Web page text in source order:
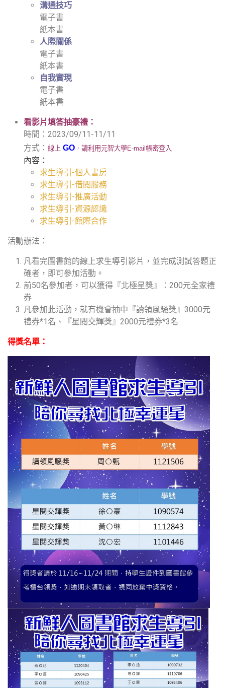
溝通技巧
電子書
紙本書
人際關係
電子書
紙本書
自我實現
電子書
紙本書
看影片填答抽豪禮：
時間：2023/09/11-11/11
方式： 線上 GO ， 請利用元智大學E-mail帳密登入
內容：
求生導引-個人書房
求生導引-借閱服務
求生導引-推廣活動
求生導引-資源認識
求生導引-館際合作
活動辦法：
凡看完圖書館的線上求生導引影片，並完成測試答題正
確者，即可參加活動。
前50名參加者，可以獲得『北極星獎』：200元全家禮
券
凡參加此活動，就有機會抽中『讀領風騒獎』3000元
禮券*1名、『星閱交輝獎』2000元禮券*3名
得獎名單：